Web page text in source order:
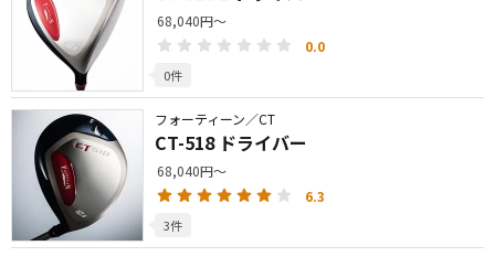
68,040円～
0.0
0件
フォーティーン／CT
CT-518 ドライバー
68,040円～
6.3
3件